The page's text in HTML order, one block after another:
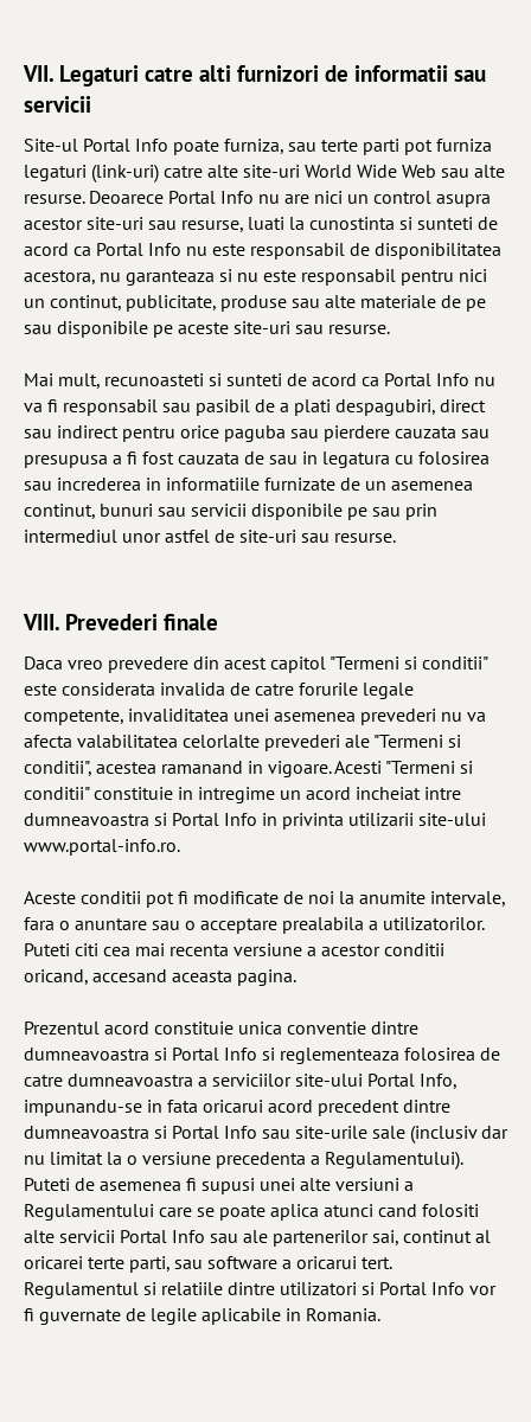
VII. Legaturi catre alti furnizori de informatii sau
servicii
Site-ul Portal Info poate furniza, sau terte parti pot furniza
legaturi (link-uri) catre alte site-uri World Wide Web sau alte
resurse. Deoarece Portal Info nu are nici un control asupra
acestor site-uri sau resurse, luati la cunostinta si sunteti de
acord ca Portal Info nu este responsabil de disponibilitatea
acestora, nu garanteaza si nu este responsabil pentru nici
un continut, publicitate, produse sau alte materiale de pe
sau disponibile pe aceste site-uri sau resurse.
Mai mult, recunoasteti si sunteti de acord ca Portal Info nu
va fi responsabil sau pasibil de a plati despagubiri, direct
sau indirect pentru orice paguba sau pierdere cauzata sau
presupusa a fi fost cauzata de sau in legatura cu folosirea
sau increderea in informatiile furnizate de un asemenea
continut, bunuri sau servicii disponibile pe sau prin
intermediul unor astfel de site-uri sau resurse.
VIII. Prevederi finale
Daca vreo prevedere din acest capitol "Termeni si conditii"
este considerata invalida de catre forurile legale
competente, invaliditatea unei asemenea prevederi nu va
afecta valabilitatea celorlalte prevederi ale "Termeni si
conditii", acestea ramanand in vigoare. Acesti "Termeni si
conditii" constituie in intregime un acord incheiat intre
dumneavoastra si Portal Info in privinta utilizarii site-ului
www.portal-info.ro.
Aceste conditii pot fi modificate de noi la anumite intervale,
fara o anuntare sau o acceptare prealabila a utilizatorilor.
Puteti citi cea mai recenta versiune a acestor conditii
oricand, accesand aceasta pagina.
Prezentul acord constituie unica conventie dintre
dumneavoastra si Portal Info si reglementeaza folosirea de
catre dumneavoastra a serviciilor site-ului Portal Info,
impunandu-se in fata oricarui acord precedent dintre
dumneavoastra si Portal Info sau site-urile sale (inclusiv dar
nu limitat la o versiune precedenta a Regulamentului).
Puteti de asemenea fi supusi unei alte versiuni a
Regulamentului care se poate aplica atunci cand folositi
alte servicii Portal Info sau ale partenerilor sai, continut al
oricarei terte parti, sau software a oricarui tert.
Regulamentul si relatiile dintre utilizatori si Portal Info vor
fi guvernate de legile aplicabile in Romania.